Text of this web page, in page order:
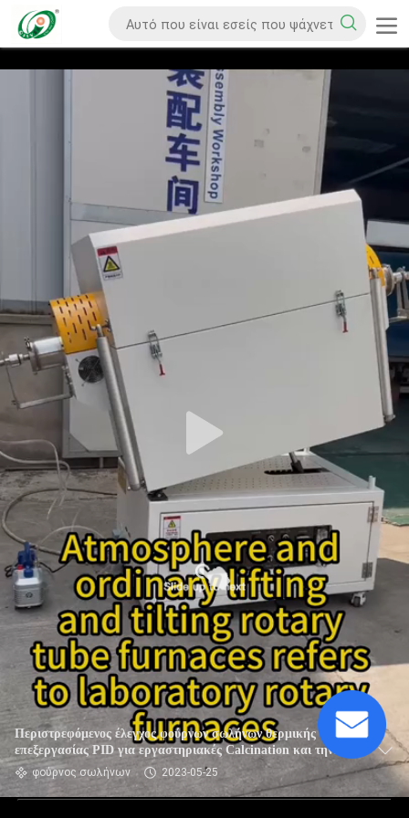
Περιστρεφόμενος έλεγχος φούρνων σωλήνων θερμικής
επεξεργασίας PID για εργαστηριακές Calcination και την
ξήρανση
φούρνος σωλήνων 2023-05-25